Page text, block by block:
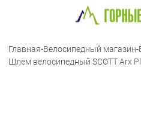
Главная-Велосипедный магазин-
Шлем велосипедный SCOTT Arx